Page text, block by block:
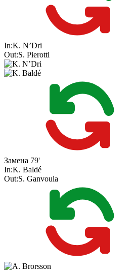
In:K. N’Dri
Out:S. Pierotti
Замена 79'
In:K. Baldé
Out:S. Ganvoula